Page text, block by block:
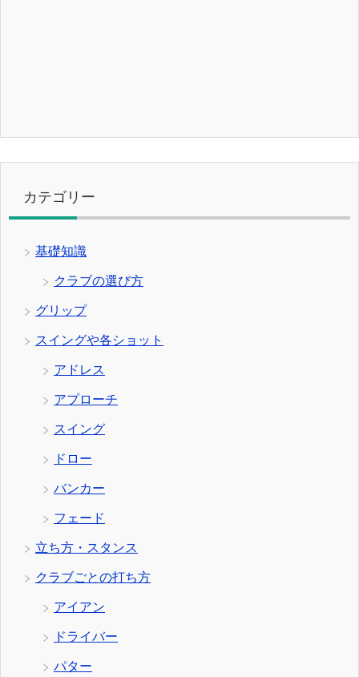
カテゴリー
基礎知識
クラブの選び方
グリップ
スイングや各ショット
アドレス
アプローチ
スイング
ドロー
バンカー
フェード
立ち方・スタンス
クラブごとの打ち方
アイアン
ドライバー
パター